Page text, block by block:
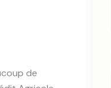
de